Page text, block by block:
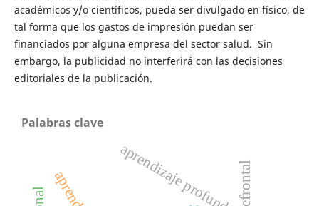
académicos y/o científicos, pueda ser divulgado en físico, de
tal forma que los gastos de impresión puedan ser
financiados por alguna empresa del sector salud. Sin
embargo, la publicidad no interferirá con las decisiones
editoriales de la publicación.
Palabras clave
aprendizaje profundo